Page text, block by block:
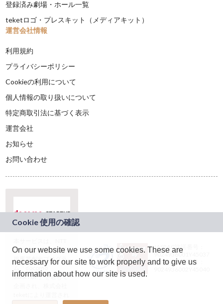
登録済み劇場・ホール一覧
teketロゴ・プレスキット（メディアキット）
運営会社情報
利用規約
プライバシーポリシー
Cookieの利用について
個人情報の取り扱いについて
特定商取引法に基づく表示
運営会社
お知らせ
お問い合わせ
ドコモグループの新
規事業創出プログラ
ム「docomo
STARTUP」を通じて
JASRAC許諾番号：
9024936001Y45037
JASRAC許諾番号：
On our website we use some cookies. These are
necessary for our site to work properly and to give us
information about how our site is used.